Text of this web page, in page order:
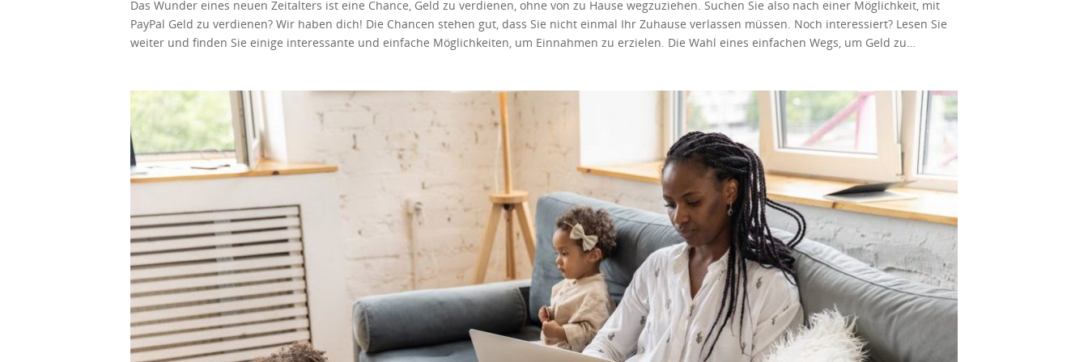
können Sie ein höheres Einstiegsgehalt bekommen. Sie können jedoch damit rechnen, von ein paar Dollar bis zu einigen Hundert oder sogar
Tausenden zu verdienen. Zeit und Mühe sind bei jedem Job entscheidend. College-Aufgaben können wirklich hart sein. Aber das bedeutet nicht, dass
Sie nicht Multitasking können. Wenn Sie Ihre Zeit sorgfältig einteilen können, können Sie auch andere Dinge tun. Die Auswahl einiger der Online-Jobs
Ihren Karriereweg vorbereiten.
Das Wunder eines neuen Zeitalters ist eine Chance, Geld zu verdienen, ohne von zu Hause wegzuziehen. Suchen Sie also nach einer Möglichkeit, mit
PayPal Geld zu verdienen? Wir haben dich! Die Chancen stehen gut, dass Sie nicht einmal Ihr Zuhause verlassen müssen. Noch interessiert? Lesen Sie
weiter und finden Sie einige interessante und einfache Möglichkeiten, um Einnahmen zu erzielen. Die Wahl eines einfachen Wegs, um Geld zu
verdienen können? Ziemlich cool, oder? Sie müssen also: Diese App bietet verschiedene Produkte an, die sich häufig ändern. Sie müssen die Angebote
nur Ihrem Konto hinzufügen. Danach shoppen Sie wie gewohnt weiter. Wenn Sie mit Ihren Einkäufen fertig sind, scannen Sie einfach die Quittung und
Ibotta sendet Ihnen Geld. Sie können das Geld jedoch an PayPal überweisen, wenn Sie mindestens 20 USD erreichen. Hinweis: Möglicherweise finden
Sie Optionen, um Boni zu erhalten. Dies kann durch Anmeldung oder Empfehlung an einen Freund erfolgen. Ibotta spart beim Online-Shopping
tatsächlich Ihr Geld. Wenn Sie Transkriptionsjobs lieben, ist dies möglicherweise eine Gelegenheit für Sie. Sie können Audioaufnahmen auf Websites
wie TranscribeMe transkribieren. Audioaufnahmen stammen oft von Firmen-, Rechts- oder medizinischen Kunden. Sie können wöchentliche Zahlungen
von bis zu 25 USD pro Audiostunde verdienen. Ein Zertifikat kann Ihnen zu einem höheren Einstiegsgehalt verhelfen. Wenn Sie gerne schreiben und
ein Talent dafür haben, ist das freiberufliche Schreiben möglicherweise eine gute Wahl für Sie. Sie können Blog-Posts, Whitepapers, B2C-Texte
schreiben … Es gibt viele Möglichkeiten. Sie können also mit dem Schreiben beginnen und mit PayPal Geld verdienen. Außerdem bieten Ihnen
zahlreiche Plattformen die Möglichkeit, freiberuflicher Autor zu werden. Einige von ihnen sind Upwork und Fiverr. In dieser Situation müssen Sie Geld
ausgeben, um etwas zu verdienen. So funktioniert das. Zuerst müssen Sie ein Rakuten-Konto eröffnen. Danach erhalten Sie einen Cash-Bonus von 10
USD für Ihren ersten Einkauf. Rakuten bietet Ihnen die Möglichkeit, Geld zurück zu verdienen, indem Sie in über 2.000 Online-Shops einkaufen. Sie
erhalten vierteljährlich Zahlungen auf Ihr PayPal-Konto. Ihr Prämienguthaben muss jedoch mindestens 5 $ betragen. Wenn Sie anders bezahlt werden
möchten, ist dies auch möglich. Sie können in Ihrem Rakuten-Konto eine “Big Fat Check”-Option auswählen. Beide Zahlungsmöglichkeiten sind völlig
kostenlos. Es ist unnötig, alte Bücher aufzubewahren, die Sie nicht mehr lesen. Wenn Sie Geld benötigen, können Sie versuchen, es auf Websites wie